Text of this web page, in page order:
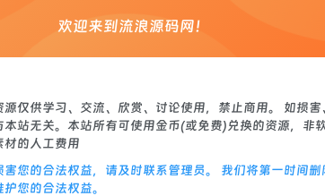
欢迎来到流浪源码网！
仅供学习、交流、欣赏、讨论使用，禁止商用。 如损
站无关。本站所有可使用金币(或免费)兑换的资源，非
材的人工费用
您的合法权益，请及时联系管理员。 我们将第一时间删
您的合法权益。